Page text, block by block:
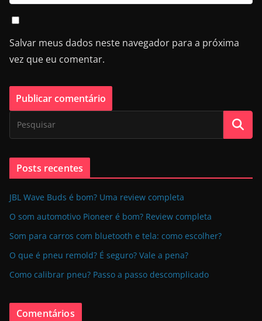
Salvar meus dados neste navegador para a próxima
vez que eu comentar.
Posts recentes
JBL Wave Buds é bom? Uma review completa
O som automotivo Pioneer é bom? Review completa
Som para carros com bluetooth e tela: como escolher?
O que é pneu remold? É seguro? Vale a pena?
Como calibrar pneu? Passo a passo descomplicado
Comentários